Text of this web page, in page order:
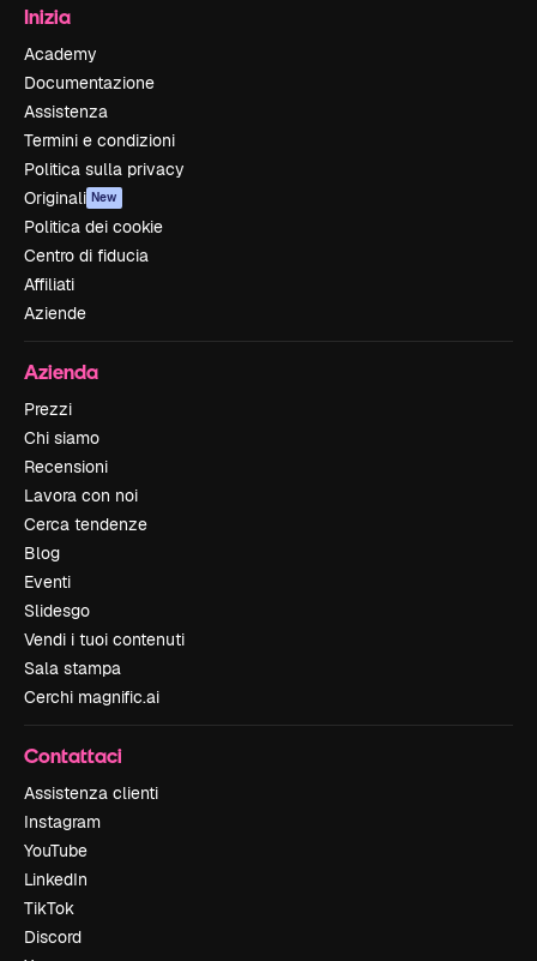
Inizia
Academy
Documentazione
Assistenza
Termini e condizioni
Politica sulla privacy
Originali New
Politica dei cookie
Centro di fiducia
Affiliati
Aziende
Azienda
Prezzi
Chi siamo
Recensioni
Lavora con noi
Cerca tendenze
Blog
Eventi
Slidesgo
Vendi i tuoi contenuti
Sala stampa
Cerchi magnific.ai
Contattaci
Assistenza clienti
Instagram
YouTube
LinkedIn
TikTok
Discord